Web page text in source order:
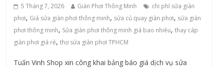
5 Tháng 7, 2026 Giàn Phơi Thông Minh
chi phí sửa giàn
phơi, Giá sửa giàn phơi thông minh, sửa củ quay giàn phơi, sửa giàn
phơi thông minh, Sửa giàn phơi thông minh giá bao nhiêu,thay cáp
giàn phơi giá rẻ,thợ sửa giàn phơi TPHCM
Tuấn Vinh Shop xin công khai bảng báo giá dịch vụ sửa